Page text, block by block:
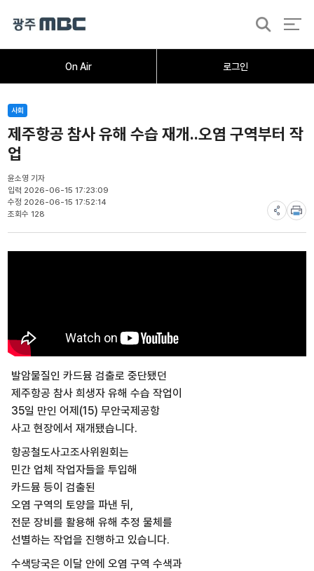
On Air 로그인
검
오늘의뉴스뉴스데스크 취재가시작되자
사회
제주항공 참사 유해 수습 재개..오염 구역부터 작
업
윤소영 기자
입력 2026-06-15 17:23:09
수정 2026-06-15 17:52:14
조회수 128
발암물질인 카드뮴 검출로 중단됐던
제주항공 참사 희생자 유해 수습 작업이
35일 만인 어제(15) 무안국제공항
사고 현장에서 재개됐습니다.
항공철도사고조사위원회는
민간 업체 작업자들을 투입해
카드뮴 등이 검출된
오염 구역의 토양을 파낸 뒤,
전문 장비를 활용해 유해 추정 물체를
선별하는 작업을 진행하고 있습니다.
수색당국은 이달 안에 오염 구역 수색과